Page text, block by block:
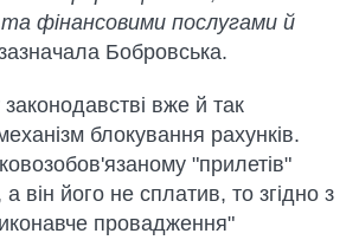
фінансовими послугами й
Бобровська.
вже й так
блокування рахунків.
"прилетів"
він його не сплатив, то згідно з
провадження"